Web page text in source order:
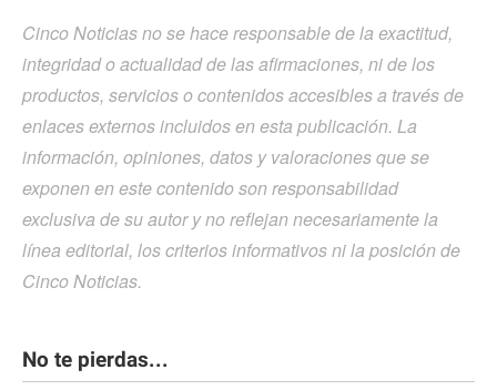
Cinco Noticias no se hace responsable de la exactitud,
integridad o actualidad de las afirmaciones, ni de los
productos, servicios o contenidos accesibles a través de
enlaces externos incluidos en esta publicación. La
información, opiniones, datos y valoraciones que se
exponen en este contenido son responsabilidad
exclusiva de su autor y no reflejan necesariamente la
línea editorial, los criterios informativos ni la posición de
Cinco Noticias.
No te pierdas...